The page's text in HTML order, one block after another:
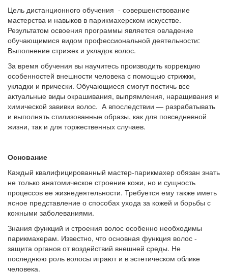
Цель дистанционного обучения - совершенствование
мастерства и навыков в парикмахерском искусстве.
Результатом освоения программы является овладение
обучающимися видом профессиональной деятельности:
Выполнение стрижек и укладок волос.
За время обучения вы научитесь производить коррекцию
особенностей внешности человека с помощью стрижки,
укладки и прически. Обучающиеся смогут постичь все
актуальные виды окрашивания, выпрямления, наращивания и
химической завивки волос. А впоследствии — разрабатывать
и выполнять стилизованные образы, как для повседневной
жизни, так и для торжественных случаев.
Основание
Каждый квалифицированный мастер-парикмахер обязан знать
не только анатомическое строение кожи, но и сущность
процессов ее жизнедеятельности. Требуется ему также иметь
ясное представление о способах ухода за кожей и борьбы с
кожными заболеваниями.
Знания функций и строения волос особенно необходимы
парикмахерам. Известно, что основная функция волос -
защита органов от воздействий внешней среды. Не
последнюю роль волосы играют и в эстетическом облике
человека.